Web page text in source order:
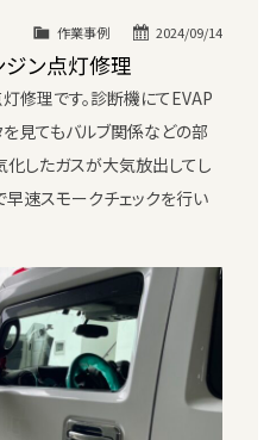
2024/09/14
作業事例
ン点灯修理
修理です。診断機にてEVAP
見てもバルブ関係などの部
したガスが大気放出してし
早速スモークチェックを行い